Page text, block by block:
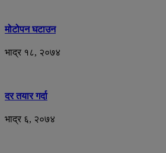
मोटोपन घटाउन
भाद्र १८, २०७४
दर तयार गर्दा
भाद्र ६, २०७४